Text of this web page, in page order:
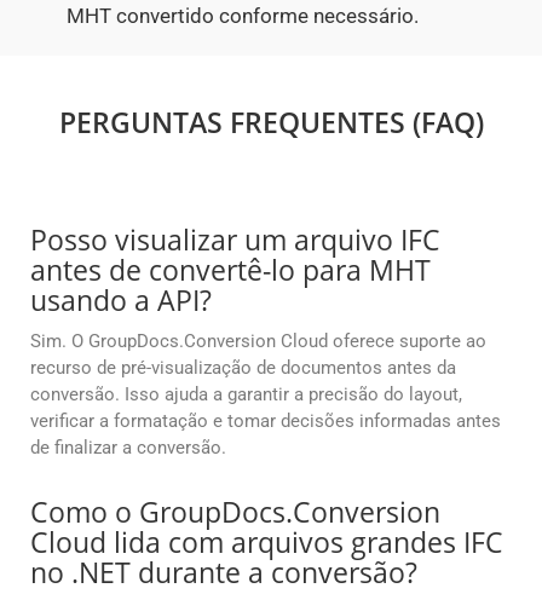
MHT convertido conforme necessário.
PERGUNTAS FREQUENTES (FAQ)
Posso visualizar um arquivo IFC
antes de convertê-lo para MHT
usando a API?
Sim. O GroupDocs.Conversion Cloud oferece suporte ao
recurso de pré-visualização de documentos antes da
conversão. Isso ajuda a garantir a precisão do layout,
verificar a formatação e tomar decisões informadas antes
de finalizar a conversão.
Como o GroupDocs.Conversion
Cloud lida com arquivos grandes IFC
no .NET durante a conversão?